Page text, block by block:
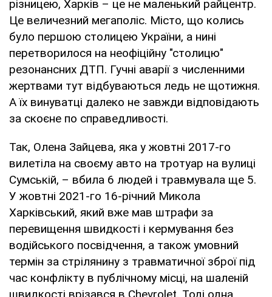
різницею, Харків – це не маленький райцентр.
Це величезний мегаполіс. Місто, що колись
було першою столицею України, а нині
перетворилося на неофіційну "столицю"
резонансних ДТП. Гучні аварії з численними
жертвами тут відбуваються ледь не щотижня.
А їх винуватці далеко не завжди відповідають
за скоєне по справедливості.
Так, Олена Зайцева, яка у жовтні 2017-го
вилетіла на своєму авто на тротуар на вулиці
Сумській, – вбила 6 людей і травмувала ще 5.
У жовтні 2021-го 16-річний Микола
Харківський, який вже мав штрафи за
перевищення швидкості і кермування без
водійського посвідчення, а також умовний
термін за стрілянину з травматичної зброї під
час конфлікту в публічному місці, на шаленій
швидкості врізався в Chevrolet. Тоді одна